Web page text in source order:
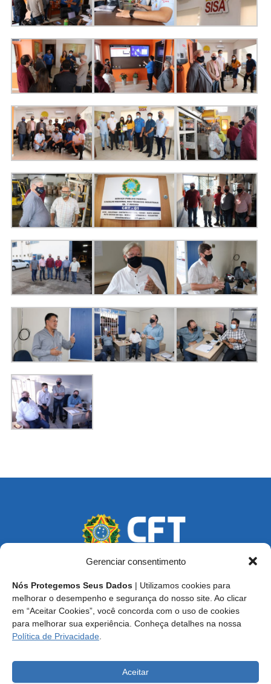
Gerenciar consentimento
Nós Protegemos Seus Dados | Utilizamos cookies para
melhorar o desempenho e segurança do nosso site. Ao clicar
em “Aceitar Cookies”, você concorda com o uso de cookies
para melhorar sua experiência. Conheça detalhes na nossa
Política de Privacidade
Aceitar
Endereço: SCS, Quadra 02, Bloco D, Ed. Oscar Niemeyer,
9º Andar CEP 70.316-900 - Brasília/DF
Central de Atendimento ao Técnico:0800 016-1515